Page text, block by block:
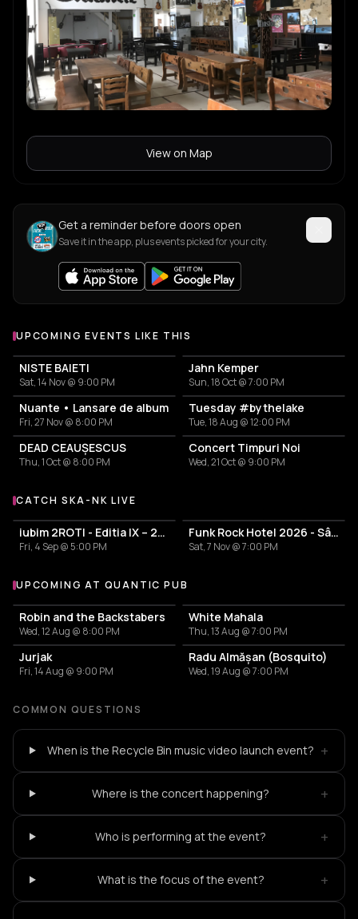
View on Map
Get a reminder before doors open
Save it in the app, plus events picked for your city.
UPCOMING EVENTS LIKE THIS
NISTE BAIETI
Sat, 14 Nov @ 9:00 PM
Jahn Kemper
Sun, 18 Oct @ 7:00 PM
Nuante • Lansare de album
Fri, 27 Nov @ 8:00 PM
Tuesday #bythelake
Tue, 18 Aug @ 12:00 PM
DEAD CEAUȘESCUS
Thu, 1 Oct @ 8:00 PM
Concert Timpuri Noi
Wed, 21 Oct @ 9:00 PM
More events with Ska-nk
CATCH SKA-NK LIVE
iubim 2ROTI - Editia IX – 2026
Fri, 4 Sep @ 5:00 PM
Funk Rock Hotel 2026 - Sâmbătă
Sat, 7 Nov @ 7:00 PM
More events at Quantic Pub
UPCOMING AT QUANTIC PUB
Robin and the Backstabers
Wed, 12 Aug @ 8:00 PM
White Mahala
Thu, 13 Aug @ 7:00 PM
Jurjak
Fri, 14 Aug @ 9:00 PM
Radu Almășan (Bosquito)
Wed, 19 Aug @ 7:00 PM
COMMON QUESTIONS
When is the Recycle Bin music video launch event? +
Where is the concert happening? +
Who is performing at the event? +
What is the focus of the event? +